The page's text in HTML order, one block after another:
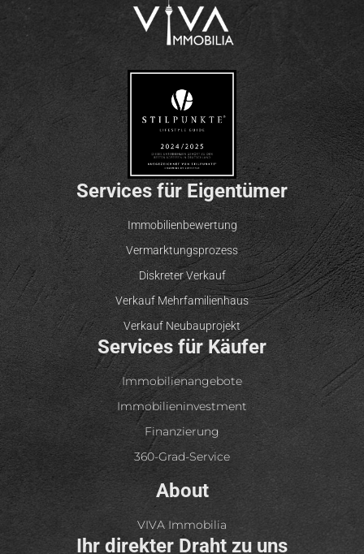
Services für Eigentümer
Immobilienbewertung
Vermarktungsprozess
Diskreter Verkauf
Verkauf Mehrfamilienhaus
Verkauf Neubauprojekt
Services für Käufer
Immobilienangebote
Immobilieninvestment
Finanzierung
360-Grad-Service
About
VIVA Immobilia
Ihr direkter Draht zu uns